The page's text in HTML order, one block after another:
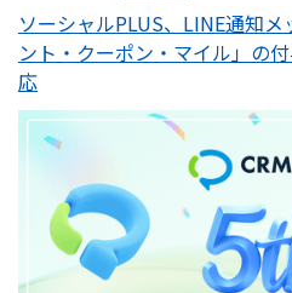
ソーシャルPLUS、LINE通知
ント・クーポン・マイル」の
応